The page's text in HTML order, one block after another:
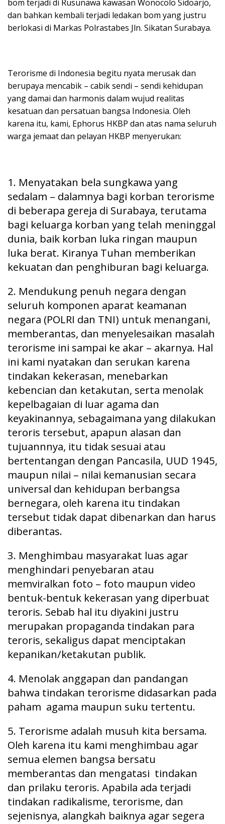
bom terjadi di Rusunawa kawasan Wonocolo Sidoarjo,
dan bahkan kembali terjadi ledakan bom yang justru
berlokasi di Markas Polrastabes Jln. Sikatan Surabaya.
Terorisme di Indonesia begitu nyata merusak dan
berupaya mencabik – cabik sendi – sendi kehidupan
yang damai dan harmonis dalam wujud realitas
kesatuan dan persatuan bangsa Indonesia. Oleh
karena itu, kami, Ephorus HKBP dan atas nama seluruh
warga jemaat dan pelayan HKBP menyerukan:
1. Menyatakan bela sungkawa yang
sedalam – dalamnya bagi korban terorisme
di beberapa gereja di Surabaya, terutama
bagi keluarga korban yang telah meninggal
dunia, baik korban luka ringan maupun
luka berat. Kiranya Tuhan memberikan
kekuatan dan penghiburan bagi keluarga.
2. Mendukung penuh negara dengan
seluruh komponen aparat keamanan
negara (POLRI dan TNI) untuk menangani,
memberantas, dan menyelesaikan masalah
terorisme ini sampai ke akar – akarnya. Hal
ini kami nyatakan dan serukan karena
tindakan kekerasan, menebarkan
kebencian dan ketakutan, serta menolak
kepelbagaian di luar agama dan
keyakinannya, sebagaimana yang dilakukan
teroris tersebut, apapun alasan dan
tujuannnya, itu tidak sesuai atau
bertentangan dengan Pancasila, UUD 1945,
maupun nilai – nilai kemanusian secara
universal dan kehidupan berbangsa
bernegara, oleh karena itu tindakan
tersebut tidak dapat dibenarkan dan harus
diberantas.
3. Menghimbau masyarakat luas agar
menghindari penyebaran atau
memviralkan foto – foto maupun video
bentuk-bentuk kekerasan yang diperbuat
teroris. Sebab hal itu diyakini justru
merupakan propaganda tindakan para
teroris, sekaligus dapat menciptakan
kepanikan/ketakutan publik.
4. Menolak anggapan dan pandangan
bahwa tindakan terorisme didasarkan pada
paham agama maupun suku tertentu.
5. Terorisme adalah musuh kita bersama.
Oleh karena itu kami menghimbau agar
semua elemen bangsa bersatu
memberantas dan mengatasi tindakan
dan prilaku teroris. Apabila ada terjadi
tindakan radikalisme, terorisme, dan
sejenisnya, alangkah baiknya agar segera